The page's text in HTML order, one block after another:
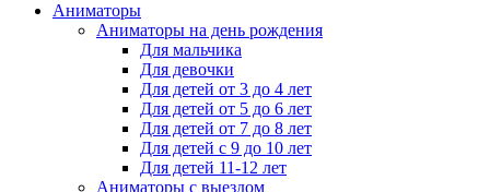
Аниматоры
Аниматоры на день рождения
Для мальчика
Для девочки
Для детей от 3 до 4 лет
Для детей от 5 до 6 лет
Для детей от 7 до 8 лет
Для детей с 9 до 10 лет
Для детей 11-12 лет
Аниматоры с выездом